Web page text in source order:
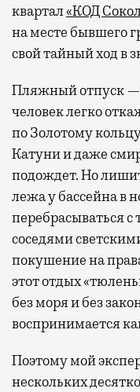
квартал«КОД
на месте бывшего
свой тайный ход в
Пляжный отпуск —
человек легко
по Золотому
Катуни и даже
подождет. Но
лежа у бассейна в
перебрасываться
соседями
покушение на
этот отдых
без моря и без
воспринимается
Поэтому мой
нескольких